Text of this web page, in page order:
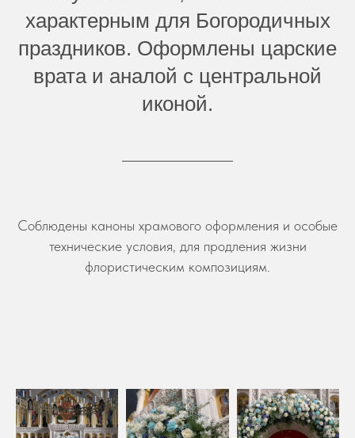
характерным для Богородичных
праздников. Оформлены царские
врата и аналой с центральной
иконой.
Соблюдены каноны храмового оформления и особые
технические условия, для продления жизни
флористическим композициям.